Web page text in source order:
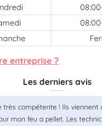
entreprise ?
Les derniers avis
très compétente ! Ils viennent
mon feu a pellet. Les